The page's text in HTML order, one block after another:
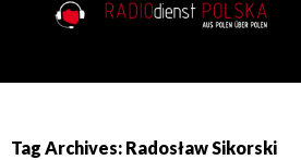
Tag Archives: Radosław Sikorski